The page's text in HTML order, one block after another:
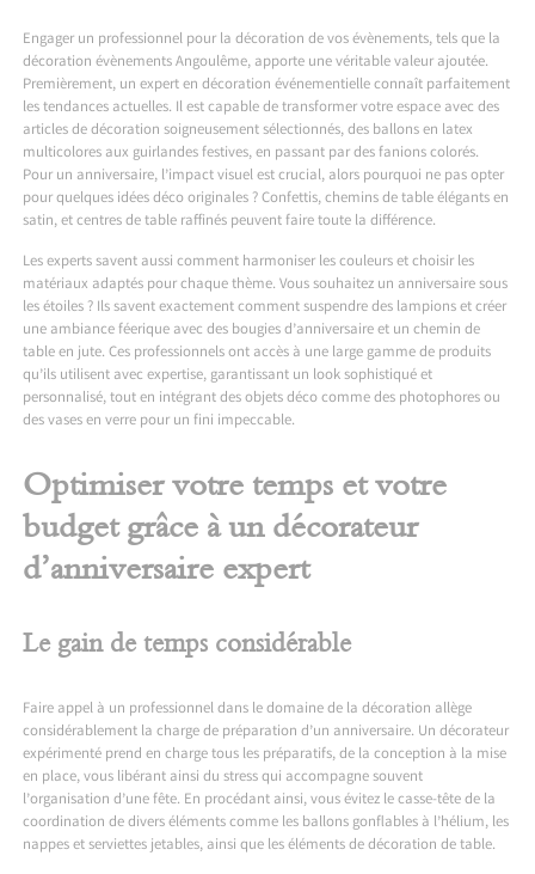
Engager un professionnel pour la décoration de vos évènements, tels que la
décoration évènements Angoulême, apporte une véritable valeur ajoutée.
Premièrement, un expert en décoration événementielle connaît parfaitement
les tendances actuelles. Il est capable de transformer votre espace avec des
articles de décoration soigneusement sélectionnés, des ballons en latex
multicolores aux guirlandes festives, en passant par des fanions colorés.
Pour un anniversaire, l’impact visuel est crucial, alors pourquoi ne pas opter
pour quelques idées déco originales ? Confettis, chemins de table élégants en
satin, et centres de table raffinés peuvent faire toute la différence.
Les experts savent aussi comment harmoniser les couleurs et choisir les
matériaux adaptés pour chaque thème. Vous souhaitez un anniversaire sous
les étoiles ? Ils savent exactement comment suspendre des lampions et créer
une ambiance féerique avec des bougies d’anniversaire et un chemin de
table en jute. Ces professionnels ont accès à une large gamme de produits
qu’ils utilisent avec expertise, garantissant un look sophistiqué et
personnalisé, tout en intégrant des objets déco comme des photophores ou
des vases en verre pour un fini impeccable.
Optimiser votre temps et votre
budget grâce à un décorateur
d’anniversaire expert
Le gain de temps considérable
Faire appel à un professionnel dans le domaine de la décoration allège
considérablement la charge de préparation d’un anniversaire. Un décorateur
expérimenté prend en charge tous les préparatifs, de la conception à la mise
en place, vous libérant ainsi du stress qui accompagne souvent
l’organisation d’une fête. En procédant ainsi, vous évitez le casse-tête de la
coordination de divers éléments comme les ballons gonflables à l’hélium, les
nappes et serviettes jetables, ainsi que les éléments de décoration de table.